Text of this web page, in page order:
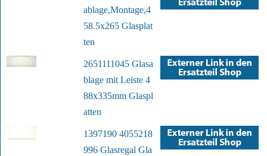
ablage,Montage,4
58.5x265 Glasplat
ten
2651111045 Glasa
blage mit Leiste 4
88x335mm Glaspl
atten
1397190 4055218
996 Glasregal Gla